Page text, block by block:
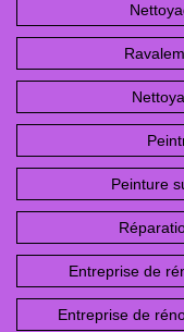
Peinture
Entreprise de
Entreprise de